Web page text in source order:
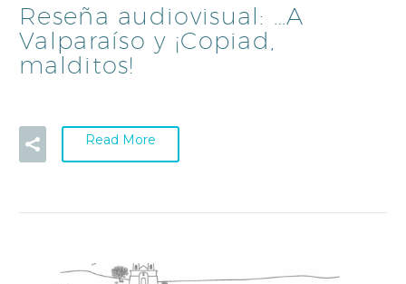
Reseña audiovisual: …A
Valparaíso y ¡Copiad,
malditos!
Read More